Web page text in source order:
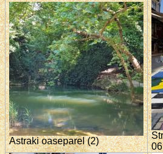
Astraki oaseparel (2)